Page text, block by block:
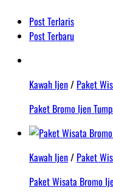
Post Terlaris
Post Terbaru
Kawah Ijen/ Paket
Paket Bromo Ijen
Kawah Ijen/ Paket
Paket Wisata Bromo